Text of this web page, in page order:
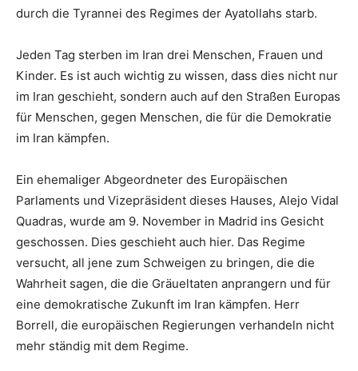
durch die Tyrannei des Regimes der Ayatollahs starb.
Jeden Tag sterben im Iran drei Menschen, Frauen und
Kinder. Es ist auch wichtig zu wissen, dass dies nicht nur
im Iran geschieht, sondern auch auf den Straßen Europas
für Menschen, gegen Menschen, die für die Demokratie
im Iran kämpfen.
Ein ehemaliger Abgeordneter des Europäischen
Parlaments und Vizepräsident dieses Hauses, Alejo Vidal
Quadras, wurde am 9. November in Madrid ins Gesicht
geschossen. Dies geschieht auch hier. Das Regime
versucht, all jene zum Schweigen zu bringen, die die
Wahrheit sagen, die die Gräueltaten anprangern und für
eine demokratische Zukunft im Iran kämpfen. Herr
Borrell, die europäischen Regierungen verhandeln nicht
mehr ständig mit dem Regime.